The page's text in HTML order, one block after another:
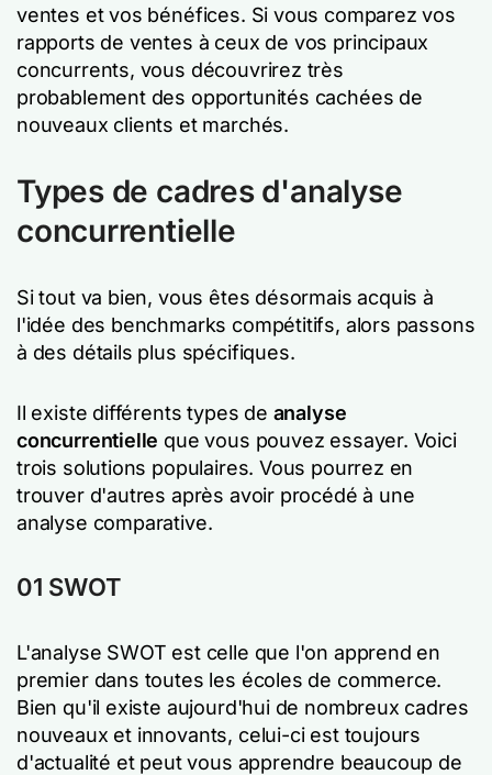
ventes et vos bénéfices. Si vous comparez vos
rapports de ventes à ceux de vos principaux
concurrents, vous découvrirez très
probablement des opportunités cachées de
nouveaux clients et marchés.
Types de cadres d'analyse
concurrentielle
Si tout va bien, vous êtes désormais acquis à
l'idée des benchmarks compétitifs, alors passons
à des détails plus spécifiques.
Il existe différents types de analyse
concurrentielle que vous pouvez essayer. Voici
trois solutions populaires. Vous pourrez en
trouver d'autres après avoir procédé à une
analyse comparative.
01 SWOT
L'analyse SWOT est celle que l'on apprend en
premier dans toutes les écoles de commerce.
Bien qu'il existe aujourd'hui de nombreux cadres
nouveaux et innovants, celui-ci est toujours
d'actualité et peut vous apprendre beaucoup de